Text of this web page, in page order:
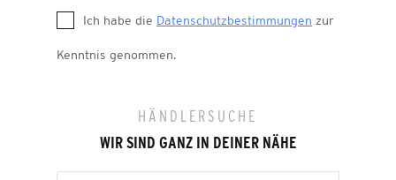
Ich habe die Datenschutzbestimmungen zur
Kenntnis genommen.
HÄNDLERSUCHE
WIR SIND GANZ IN DEINER NÄHE